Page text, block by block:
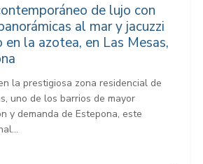
de lujo con
al mar y jacuzzi
en la azotea, en Las Mesas,
la prestigiosa zona residencial de
uno de los barrios de mayor
y demanda de Estepona, este